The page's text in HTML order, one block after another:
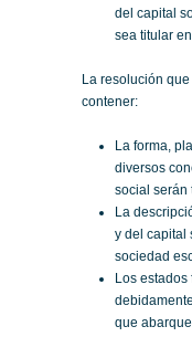
del capital
sea titular
La resolución
contener:
La forma,
diversos
social serán
La
y del capital
sociedad
Los estados
que